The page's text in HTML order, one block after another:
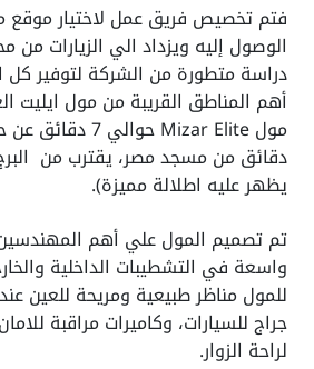
فتم تخصيص فريق عمل لاختيار موقع
الوصول إليه ويزداد الي الزيارات من
دراسة متطورة من الشركة لتوفير كل
أهم المناطق القريبة من مول ايليت
دقائق من مسجد مصر، يقترب من
يظهر عليه اطلالة مميزة).
تم تصميم المول علي أهم
واسعة في التشطيبات الداخلية
للمول مناظر طبيعية ومريحة للعين
جراج للسيارات، وكاميرات مراقبة
لراحة الزوار.